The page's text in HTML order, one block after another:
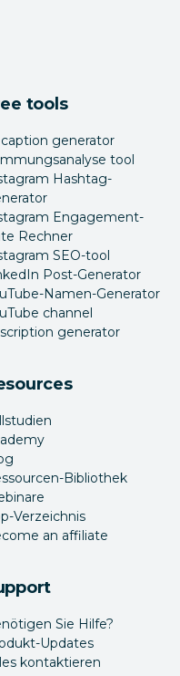
tools
generator
tool
Hashtag-
Engagement-
Rechner
SEO-tool
Post-Generator
Namen-Generator
channel
generator
Bibliothek
Verzeichnis
an affiliate
Sie Hilfe?
Updates
kontaktieren